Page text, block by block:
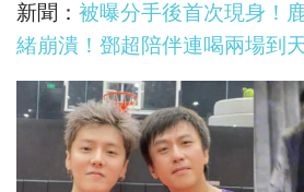
新聞： 被曝分手後首次現身！
緒崩潰！鄧超陪伴連喝兩場到天